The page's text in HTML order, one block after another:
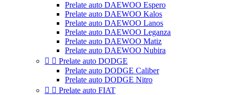
Prelate auto DAEWOO Espero
Prelate auto DAEWOO Kalos
Prelate auto DAEWOO Lanos
Prelate auto DAEWOO Leganza
Prelate auto DAEWOO Matiz
Prelate auto DAEWOO Nubira
  Prelate auto DODGE
Prelate auto DODGE Caliber
Prelate auto DODGE Nitro
  Prelate auto FIAT